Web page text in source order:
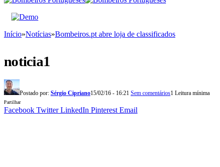
Início»Notícias»Bombeiros.pt abre loja de classificados
noticia1
Postado por: Sérgio Cipriano15/02/16 - 16:21 Sem comentários1 Leitura mínima
Partilhar
Facebook Twitter LinkedIn Pinterest Email